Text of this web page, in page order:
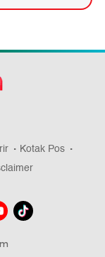
Kotak Pos